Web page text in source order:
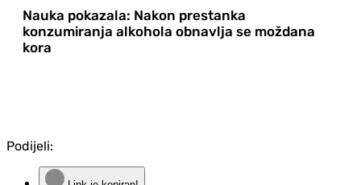
Nauka pokazala: Nakon prestanka
konzumiranja alkohola obnavlja se moždana
kora
Podijeli: